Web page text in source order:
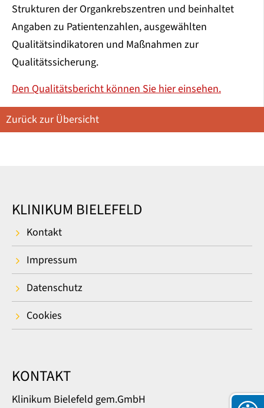
Strukturen der Organkrebszentren und beinhaltet
Angaben zu Patientenzahlen, ausgewählten
Qualitätsindikatoren und Maßnahmen zur
Qualitätssicherung.
Den Qualitätsbericht können Sie hier einsehen.
Zurück zur Übersicht
KLINIKUM BIELEFELD
Kontakt
Impressum
Datenschutz
Cookies
KONTAKT
Klinikum Bielefeld gem.GmbH